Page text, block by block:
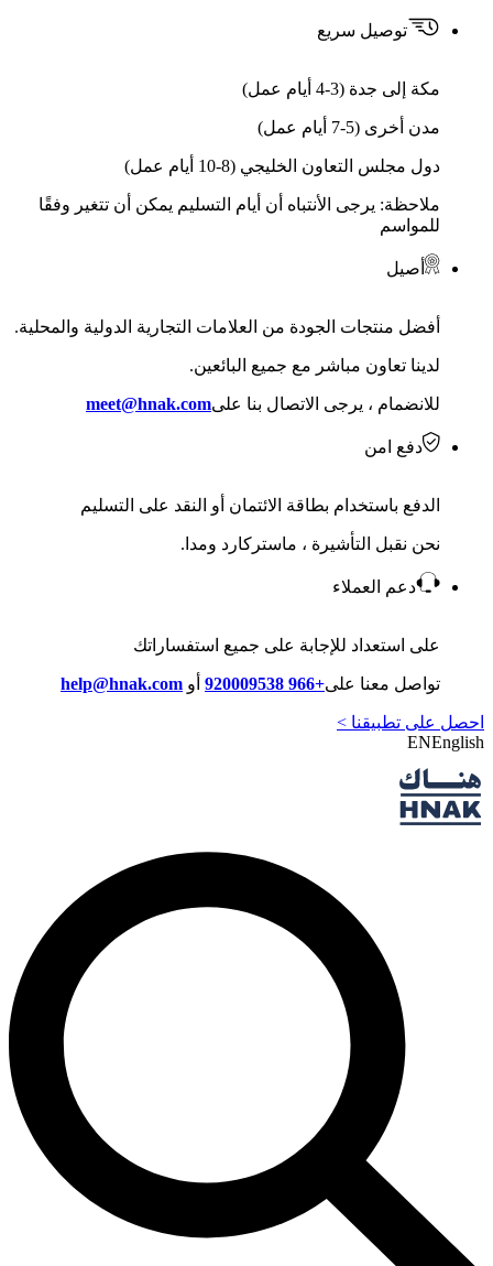
توصيل سريع
مكة إلى جدة (3-4 أيام عمل)
مدن أخرى (5-7 أيام عمل)
دول مجلس التعاون الخليجي (8-10 أيام عمل)
ملاحظة: يرجى الأنتباه أن أيام التسليم يمكن أن تتغير وفقًا
للمواسم
أصيل
أفضل منتجات الجودة من العلامات التجارية الدولية والمحلية.
لدينا تعاون مباشر مع جميع البائعين.
للانضمام ، يرجى الاتصال بنا علىmeet@hnak.com
دفع امن
الدفع باستخدام بطاقة الائتمان أو النقد على التسليم
نحن نقبل التأشيرة ، ماستركارد ومدا.
دعم العملاء
على استعداد للإجابة على جميع استفساراتك
تواصل معنا على+966 920009538 أو help@hnak.com
احصل على تطبيقنا >
ENEnglish